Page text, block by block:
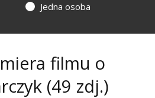
Jedna osoba
filmu o
(49 zdj.)